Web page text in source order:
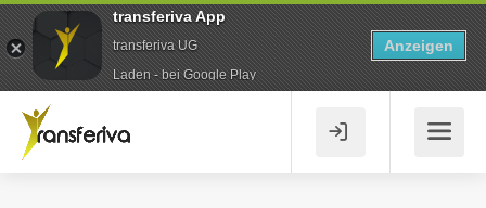
transferiva App
transferiva UG
Laden - bei Google Play
Anzeigen